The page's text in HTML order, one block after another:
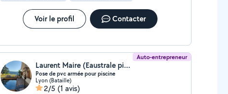
Voir le profil Contacter
Auto-entrepreneur
Laurent Maire (Eaustrale piscine)
Pose de pvc armée pour piscine
Lyon (Bataille)
2/5 (1 avis)